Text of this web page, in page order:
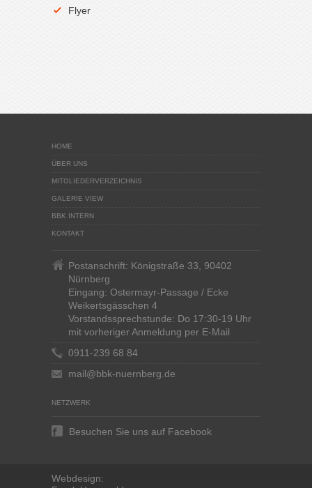
Flyer
HOME
ÜBER UNS
MITGLIEDERVERZEICHNIS
GALERIE VIEW
BBK INTERN
KONTAKT
Postanschrift: Königstraße 33, 90402
Nürnberg
Eingang: Ostermayr-Passage / Ecke
Weikertsgässchen 4
Vorstandssprechstunde: Do 17:30-19 Uhr
mit vorheriger Anmeldung per E-Mail
0911-239 68 84
mail@bbk-nuernberg.de
NETZWERK
Besuchen Sie uns auf Facebook
Webdesign: